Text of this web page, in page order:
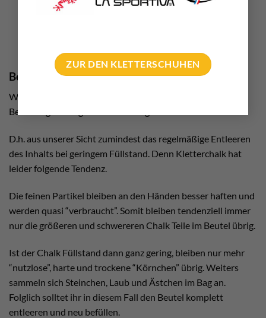
ZUR DEN KLETTERSCHUHEN
Boulder Magnesiumbeutel “warten”!
Wir empfehlen euch für eine bessere Boulderleistung eure
Beutel regelmäßig zu “warten”. Ja genau W-A-R-T-E-N!
D.h. aus unserer Sicht zumindest das regelmäßige Entleeren
des Inhalts bei geringem Füllstand. Denn Kletterchalk hat
leider folgende Tendenz.
Die feinen Partikel bleiben an den Händen besser haften und
werden quasi “verbraucht”. Somit bleiben tendenziell immer
nur die größeren und schwereren Chalk Teile im Beutel übrig.
Ist der Chalk Füllstand dann ganz gering, bleiben nur mehr
“nutzlose”, harte und trockene “Körnchen” übrig. Weiters
sammeln sich Steinchen, Laub und Ästchen im Bag an.
Folglich solltet ihr in diesem Fall den Beutel komplett
entleeren und neu befüllen.